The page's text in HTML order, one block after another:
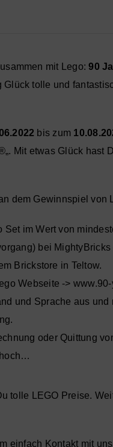
mit Lego:90
Glück tolle und
bis zum
„. Mit etwas Glück hast
dem Gewinnspiel von
Set im Wert von
bei
Brickstore in Teltow.
Webseite ->
und Sprache aus und
oder Quittung
hoch…
tolle LEGO Preise.
einfach Kontakt mit